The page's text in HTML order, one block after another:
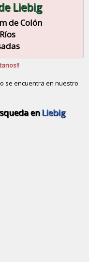
Liebig
de Colón
se encuentra en nuestro
enLiebig